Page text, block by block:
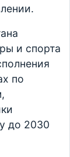
и спорта
по
до 2030